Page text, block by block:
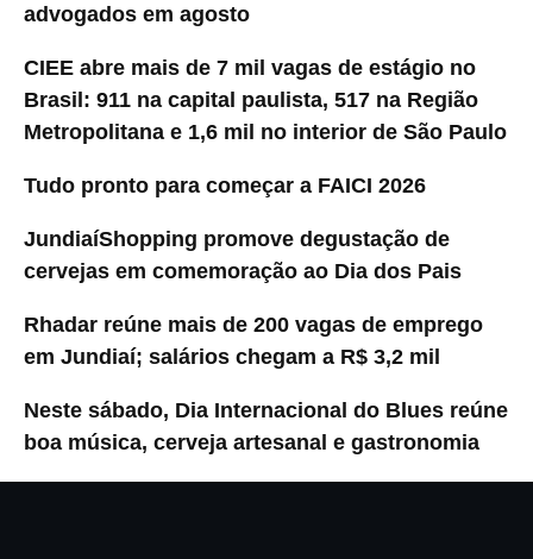
advogados em agosto
CIEE abre mais de 7 mil vagas de estágio no
Brasil: 911 na capital paulista, 517 na Região
Metropolitana e 1,6 mil no interior de São Paulo
Tudo pronto para começar a FAICI 2026
JundiaíShopping promove degustação de
cervejas em comemoração ao Dia dos Pais
Rhadar reúne mais de 200 vagas de emprego
em Jundiaí; salários chegam a R$ 3,2 mil
Neste sábado, Dia Internacional do Blues reúne
boa música, cerveja artesanal e gastronomia